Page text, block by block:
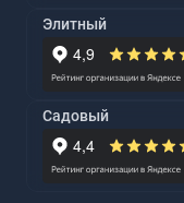
Элитный
Садовый